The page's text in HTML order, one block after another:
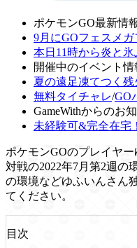
ポケモンGO最新情
9月にGOフェスメガ
本日11時から炎と氷
開催中のイベント情
夏の遠足凍てつく残
無料タイチャレ/GO
GameWithからのお
未経験可&完全在宅
ポケモンGOのプレイヤ
対戦の2022年7月第2週の
の環境などゆふいんさん
てください。
目次